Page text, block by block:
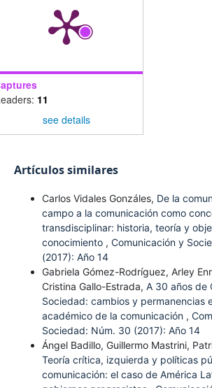
11
see details
Artículos similares
Carlos Vidales Gonzáles, De la
campo a la comunicación como
transdisciplinar: historia, teoría y
conocimiento , Comunicación y
(2017): Año 14
Gabriela Gómez-Rodríguez, Arley
Cristina Gallo-Estrada, A 30 años de
Sociedad: cambios y permanencias
académico de la comunicación ,
Sociedad: Núm. 30 (2017): Año 14
Ángel Badillo, Guillermo Mastrini,
Teoría crítica, izquierda y políticas
comunicación: el caso de América